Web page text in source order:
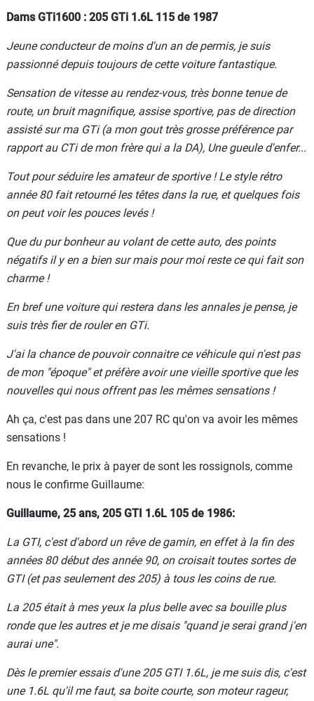
Dams GTi1600 : 205 GTi 1.6L 115 de 1987
Jeune conducteur de moins d'un an de permis, je suis
passionné depuis toujours de cette voiture fantastique.
Sensation de vitesse au rendez-vous, très bonne tenue de
route, un bruit magnifique, assise sportive, pas de direction
assisté sur ma GTi (a mon gout très grosse préférence par
rapport au CTi de mon frère qui a la DA), Une gueule d'enfer...
Tout pour séduire les amateur de sportive ! Le style rétro
année 80 fait retourné les têtes dans la rue, et quelques fois
on peut voir les pouces levés !
Que du pur bonheur au volant de cette auto, des points
négatifs il y en a bien sur mais pour moi reste ce qui fait son
charme !
En bref une voiture qui restera dans les annales je pense, je
suis très fier de rouler en GTi.
J'ai la chance de pouvoir connaitre ce véhicule qui n'est pas
de mon "époque" et préfère avoir une vieille sportive que les
nouvelles qui nous offrent pas les mêmes sensations !
Ah ça, c'est pas dans une 207 RC qu'on va avoir les mêmes
sensations !
En revanche, le prix à payer de sont les rossignols, comme
nous le confirme Guillaume:
Guillaume, 25 ans, 205 GTI 1.6L 105 de 1986:
La GTI, c'est d'abord un rêve de gamin, en effet à la fin des
années 80 début des année 90, on croisait toutes sortes de
GTI (et pas seulement des 205) à tous les coins de rue.
La 205 était à mes yeux la plus belle avec sa bouille plus
ronde que les autres et je me disais "quand je serai grand j'en
aurai une".
Dès le premier essais d'une 205 GTI 1.6L, je me suis dis, c'est
une 1.6L qu'il me faut, sa boite courte, son moteur rageur,